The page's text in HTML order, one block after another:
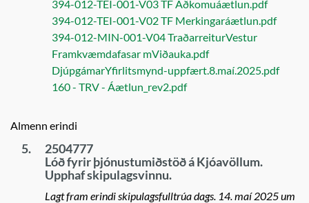
394-012-TEI-001-V03 TF Aðkomuáætlun.pdf
394-012-TEI-001-V02 TF Merkingaráætlun.pdf
394-012-MIN-001-V04 TraðarreiturVestur
Framkvæmdafasar mViðauka.pdf
DjúpgámarYfirlitsmynd-uppfært.8.maí.2025.pdf
160 - TRV - Áætlun_rev2.pdf
Almenn erindi
5.
2504777
Lóð fyrir þjónustumiðstöð á Kjóavöllum.
Upphaf skipulagsvinnu.
Lagt fram erindi skipulagsfulltrúa dags. 14. maí 2025 um